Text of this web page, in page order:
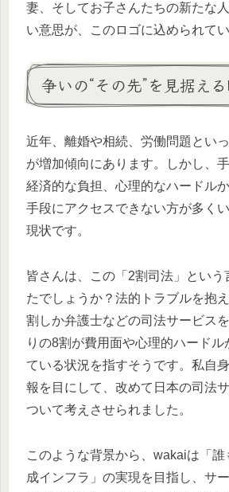
妻、そしてお子さんたちの新たな
い意思が、このロゴに込められてい
争いの“その先”を見据え
近年、離婚や相続、労働問題とい
が増加傾向にあります。しかし、
経済的な負担、心理的なハードル
手段にアクセスできない方が多く
現状です。
皆さんは、この「2割司法」という
たでしょうか？法的トラブルを抱
割しか弁護士などの司法サービス
りの8割が費用面や心理的ハードル
ている状況を指すそうです。私自
報を目にして、改めて日本の司法
ついて考えさせられました。
このような背景から、wakaiは「
成インフラ」の実現を目指し、サ